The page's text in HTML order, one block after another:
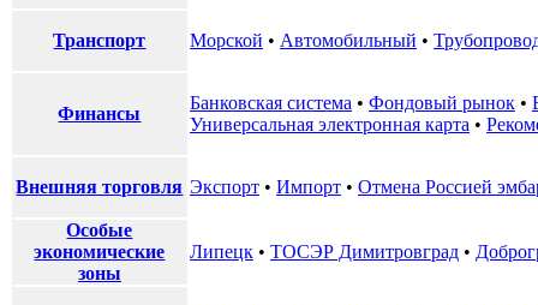
Транспорт Морской • Автомобильный •
Финансы
Банковская система • Фондовый рынок •
Универсальная электронная карта •
Внешняя торговля Экспорт • Импорт • Отмена Россией
Особые
экономические
зоны
Липецк • ТОСЭР Димитровград •